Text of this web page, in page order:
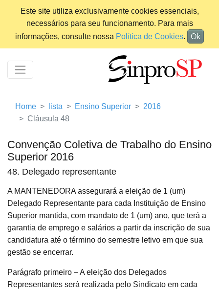
Este site utiliza exclusivamente cookies essenciais,
necessários para seu funcionamento. Para mais
informações, consulte nossa Política de Cookies. Ok
Home lista Ensino Superior
2016
Cláusula 48
Convenção Coletiva de Trabalho do Ensino
Superior 2016
48. Delegado representante
A MANTENEDORA assegurará a eleição de 1 (um)
Delegado Representante para cada Instituição de Ensino
Superior mantida, com mandato de 1 (um) ano, que terá a
garantia de emprego e salários a partir da inscrição de sua
candidatura até o término do semestre letivo em que sua
gestão se encerrar.
Parágrafo primeiro – A eleição dos Delegados
Representantes será realizada pelo Sindicato em cada